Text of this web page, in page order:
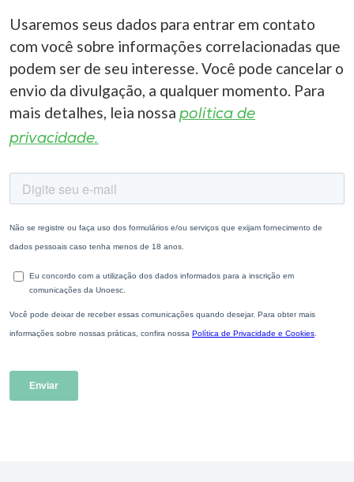
Usaremos seus dados para entrar em contato
com você sobre informações correlacionadas que
podem ser de seu interesse. Você pode cancelar o
envio da divulgação, a qualquer momento. Para
mais detalhes, leia nossa política de
privacidade.